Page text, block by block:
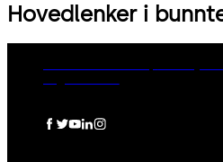
Hovedlenker i